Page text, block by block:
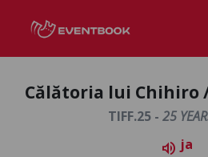
Călătoria lui Chihiro
TIFF.25 - 25
volume_up ja